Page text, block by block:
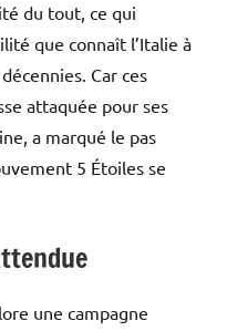
du tout, ce qui
que connaît l’Italie à
Car ces
attaquée pour ses
a marqué le pas
5 Étoiles se
une campagne